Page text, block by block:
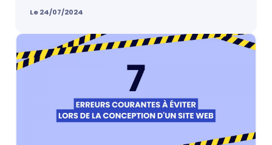
Le 24/07/2024
les taux de conversion
engagés. Découvrez comment chaque détail, du
dans l'efficacité de vos appels à l'action.